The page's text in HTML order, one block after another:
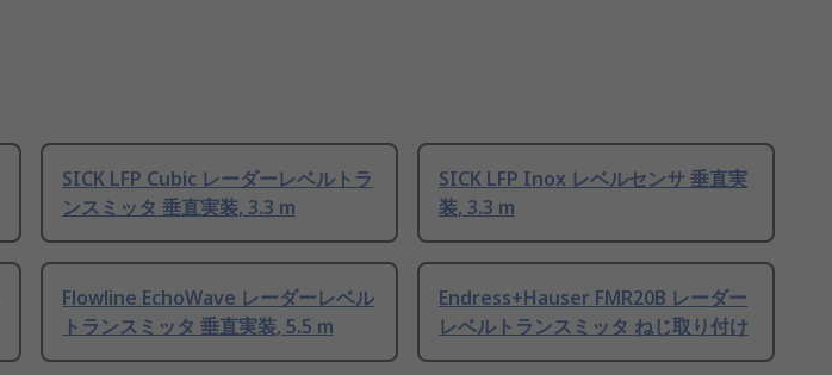
SICK LFP Cubic レーダーレベルトラ
ンスミッタ 垂直実装, 3.3 m
SICK LFP Inox レベルセンサ 垂直実
装, 3.3 m
Flowline EchoWave レーダーレベル
トランスミッタ 垂直実装, 5.5 m
Endress+Hauser FMR20B レーダー
レベルトランスミッタ ねじ取り付け